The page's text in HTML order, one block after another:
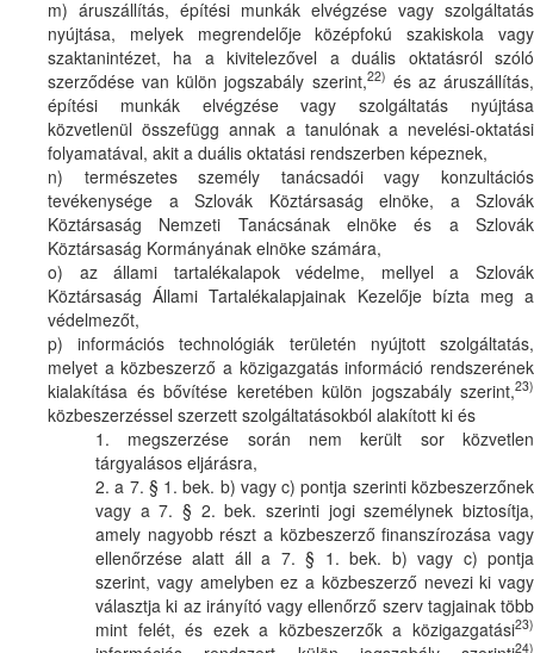
m) áruszállítás, építési munkák elvégzése vagy szolgáltatás
nyújtása, melyek megrendelője középfokú szakiskola vagy
szaktanintézet, ha a kivitelezővel a duális oktatásról szóló
szerződése van külön jogszabály szerint,22) és az áruszállítás,
építési munkák elvégzése vagy szolgáltatás nyújtása
közvetlenül összefügg annak a tanulónak a nevelési-oktatási
folyamatával, akit a duális oktatási rendszerben képeznek,
n) természetes személy tanácsadói vagy konzultációs
tevékenysége a Szlovák Köztársaság elnöke, a Szlovák
Köztársaság Nemzeti Tanácsának elnöke és a Szlovák
Köztársaság Kormányának elnöke számára,
o) az állami tartalékalapok védelme, mellyel a Szlovák
Köztársaság Állami Tartalékalapjainak Kezelője bízta meg a
védelmezőt,
p) információs technológiák területén nyújtott szolgáltatás,
melyet a közbeszerző a közigazgatás információ rendszerének
kialakítása és bővítése keretében külön jogszabály szerint,23)
közbeszerzéssel szerzett szolgáltatásokból alakított ki és
1. megszerzése során nem került sor közvetlen
tárgyalásos eljárásra,
2. a 7. § 1. bek. b) vagy c) pontja szerinti közbeszerzőnek
vagy a 7. § 2. bek. szerinti jogi személynek biztosítja,
amely nagyobb részt a közbeszerző finanszírozása vagy
ellenőrzése alatt áll a 7. § 1. bek. b) vagy c) pontja
szerint, vagy amelyben ez a közbeszerző nevezi ki vagy
választja ki az irányító vagy ellenőrző szerv tagjainak több
mint felét, és ezek a közbeszerzők a közigazgatási23)
24)